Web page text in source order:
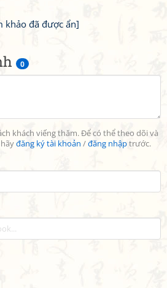
0
khách viếng thăm. Để có thể theo dõi và
đăng ký tài khoản /đăng nhậptrước.
khảo đã được ẩn]